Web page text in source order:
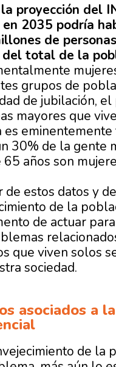
proyección del
2035 podría
de
del total de la
grupos de
de jubilación,
mayores que
es
30% de la gente
65 años son
de estos datos y
de la
de actuar
que viven solos
sociedad.
asociados a
de la